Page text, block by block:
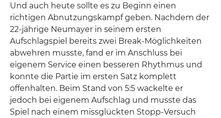
Und auch heute sollte es zu Beginn einen
richtigen Abnutzungskampf geben. Nachdem der
22-jährige Neumayer in seinem ersten
Aufschlagspiel bereits zwei Break-Möglichkeiten
abwehren musste, fand er im Anschluss bei
eigenem Service einen besseren Rhythmus und
konnte die Partie im ersten Satz komplett
offenhalten. Beim Stand von 5:5 wackelte er
jedoch bei eigenem Aufschlag und musste das
Spiel nach einem missglückten Stopp-Versuch